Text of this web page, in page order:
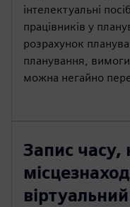
інтелектуальні
працівників у
розрахунок
планування,
можна негайно
Запис часу,